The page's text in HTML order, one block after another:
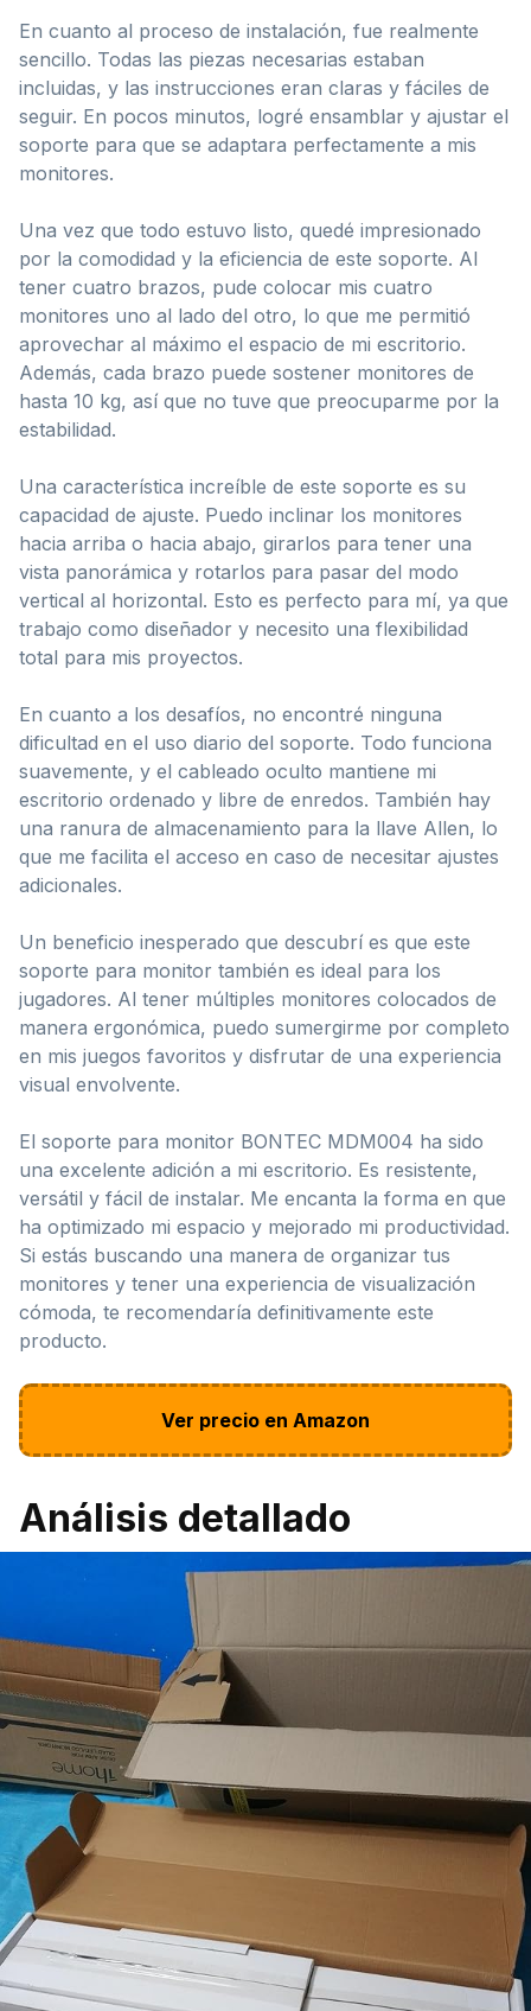
En cuanto al proceso de instalación, fue realmente
sencillo. Todas las piezas necesarias estaban
incluidas, y las instrucciones eran claras y fáciles de
seguir. En pocos minutos, logré ensamblar y ajustar el
soporte para que se adaptara perfectamente a mis
monitores.
Una vez que todo estuvo listo, quedé impresionado
por la comodidad y la eficiencia de este soporte. Al
tener cuatro brazos, pude colocar mis cuatro
monitores uno al lado del otro, lo que me permitió
aprovechar al máximo el espacio de mi escritorio.
Además, cada brazo puede sostener monitores de
hasta 10 kg, así que no tuve que preocuparme por la
estabilidad.
Una característica increíble de este soporte es su
capacidad de ajuste. Puedo inclinar los monitores
hacia arriba o hacia abajo, girarlos para tener una
vista panorámica y rotarlos para pasar del modo
vertical al horizontal. Esto es perfecto para mí, ya que
trabajo como diseñador y necesito una flexibilidad
total para mis proyectos.
En cuanto a los desafíos, no encontré ninguna
dificultad en el uso diario del soporte. Todo funciona
suavemente, y el cableado oculto mantiene mi
escritorio ordenado y libre de enredos. También hay
una ranura de almacenamiento para la llave Allen, lo
que me facilita el acceso en caso de necesitar ajustes
adicionales.
Un beneficio inesperado que descubrí es que este
soporte para monitor también es ideal para los
jugadores. Al tener múltiples monitores colocados de
manera ergonómica, puedo sumergirme por completo
en mis juegos favoritos y disfrutar de una experiencia
visual envolvente.
El soporte para monitor BONTEC MDM004 ha sido
una excelente adición a mi escritorio. Es resistente,
versátil y fácil de instalar. Me encanta la forma en que
ha optimizado mi espacio y mejorado mi productividad.
Si estás buscando una manera de organizar tus
monitores y tener una experiencia de visualización
cómoda, te recomendaría definitivamente este
producto.
Ver precio en Amazon
Análisis detallado